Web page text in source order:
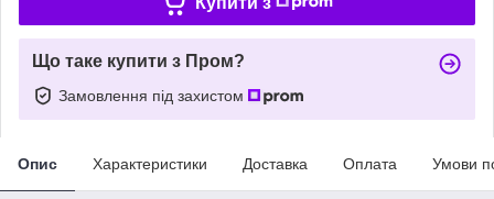
Що таке купити з Пром?
Замовлення під захистом
Опис Характеристики Доставка Оплата Умови